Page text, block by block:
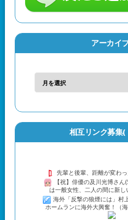
アーカイ
相互リンク募集
先輩と後輩、距離が変わ
【祝】俳優の及川光博さ
は一般女性、二人の間に新し
海外「反撃の狼煙には」村
ホームランに海外大興奮！（海